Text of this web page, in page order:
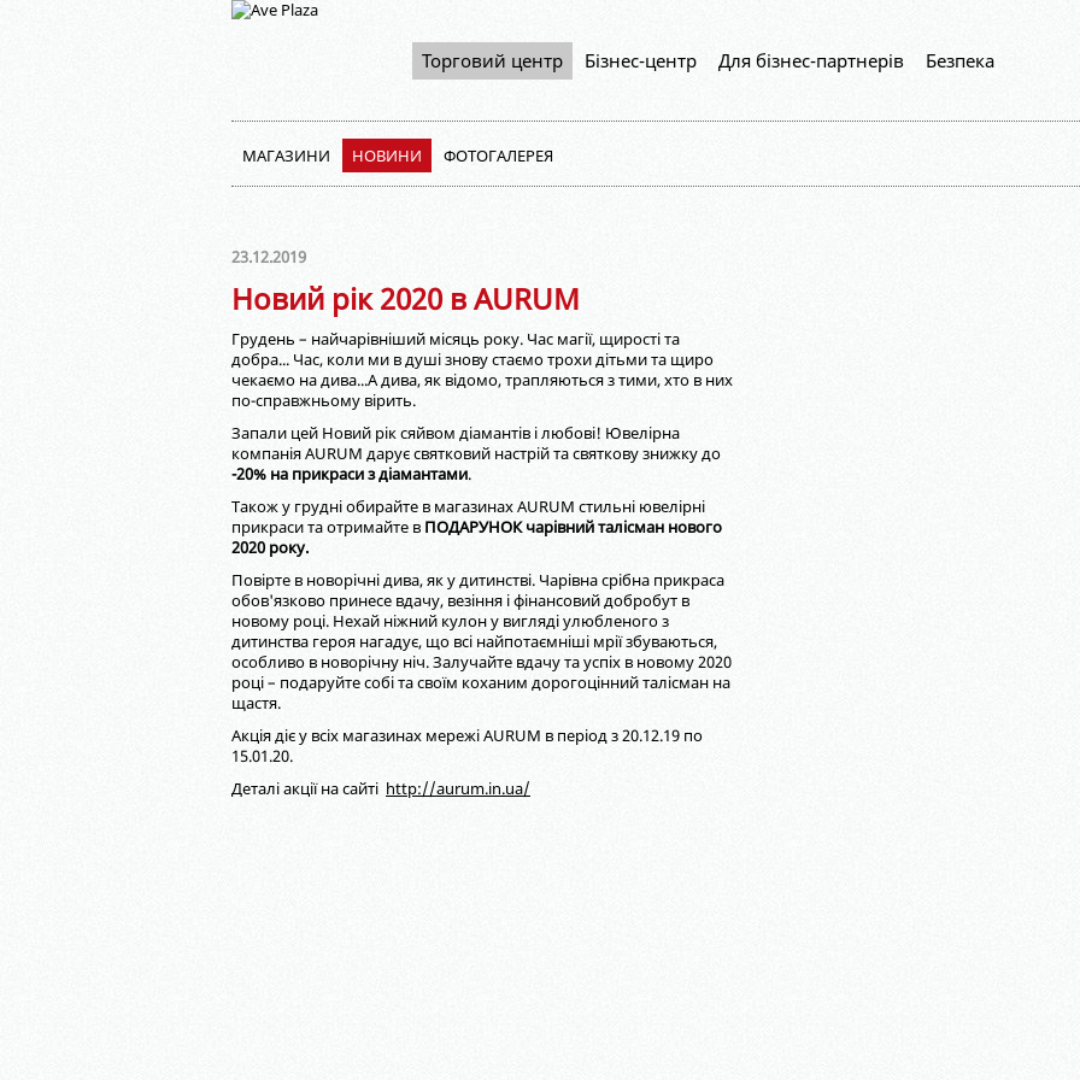
Торговий центр Бізнес-центр Для бізнес-партнерів Безпека
МАГАЗИНИ НОВИНИ ФОТОГАЛЕРЕЯ
23.12.2019
Новий рік 2020 в AURUM
Грудень – найчарівніший місяць року. Час магії, щирості та
добра... Час, коли ми в душі знову стаємо трохи дітьми та щиро
чекаємо на дива...А дива, як відомо, трапляються з тими, хто в них
по-справжньому вірить.
Запали цей Новий рік сяйвом діамантів і любові! Ювелірна
компанія AURUM дарує святковий настрій та святкову знижку до
-20% на прикраси з діамантами.
Також у грудні обирайте в магазинах AURUM стильні ювелірні
прикраси та отримайте в ПОДАРУНОК чарівний талісман нового
2020 року.
Повірте в новорічні дива, як у дитинстві. Чарівна срібна прикраса
обов'язково принесе вдачу, везіння і фінансовий добробут в
новому році. Нехай ніжний кулон у вигляді улюбленого з
дитинства героя нагадує, що всі найпотаємніші мрії збуваються,
особливо в новорічну ніч. Залучайте вдачу та успіх в новому 2020
році – подаруйте собі та своїм коханим дорогоцінний талісман на
щастя.
Акція діє у всіх магазинах мережі AURUM в період з 20.12.19 по
15.01.20.
Деталі акції на сайті http://aurum.in.ua/